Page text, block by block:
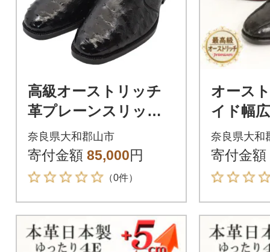
高級オーストリッチ
革プレーンスリッポ
ン 幅広4Eワイドな紳
士靴 No.1265 黒 25cm
奈良県大和郡山市
寄付金額 85,000円
（0件）
オース
イド幅
カスリ
ップシ
黒
奈良県大和
寄付金額